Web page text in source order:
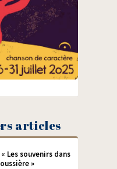
articles
Les souvenirs dans
»